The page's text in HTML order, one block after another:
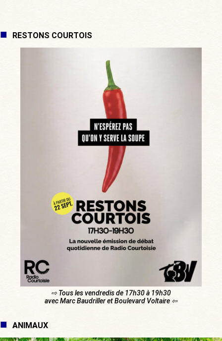
RESTONS COURTOIS
⇨ Tous les vendredis de 17h30 à 19h30
avec Marc Baudriller et Boulevard Voltaire ⇦
ANIMAUX